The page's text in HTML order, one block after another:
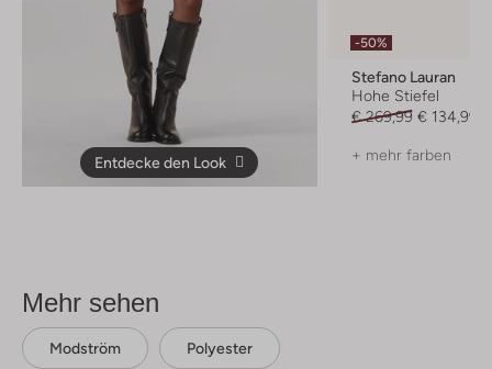
Entdecke den Look
-50%
Stefano Lauran
Hohe Stiefel
€ 269,99 € 134,99
+ mehr farben
Mehr sehen
Modström Polyester